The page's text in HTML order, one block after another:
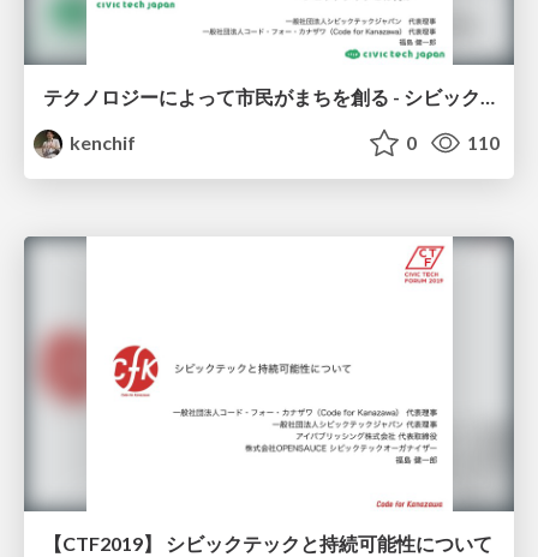
テクノロジーによって市民がまちを創る - シビックテックとは何か？
kenchif
0 110
【CTF2019】 シビックテックと持続可能性について